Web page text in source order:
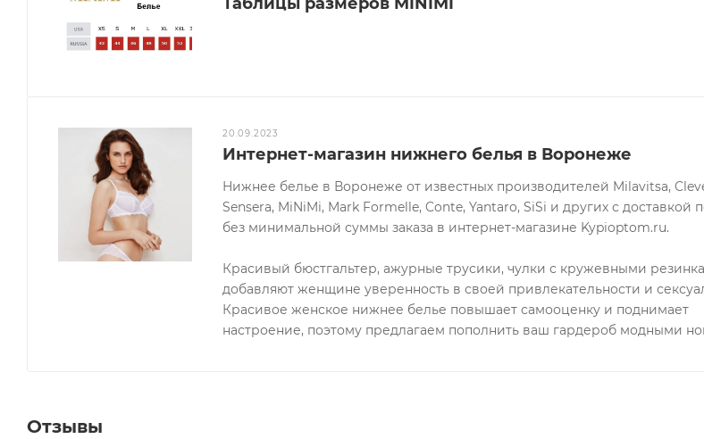
20.09.2023
Интернет-магазин нижнего белья в Воронеже
Нижнее белье в Воронеже от известных производителей Milavitsa,
Sensera, MiNiMi, Mark Formelle, Conte, Yantaro, SiSi и других с доставкой
без минимальной суммы заказа в интернет-магазине Kypioptom.ru.
Красивый бюстгальтер, ажурные трусики, чулки с кружевными
добавляют женщине уверенность в своей привлекательности и
Красивое женское нижнее белье повышает самооценку и поднимает
настроение, поэтому предлагаем пополнить ваш гардероб модными
Отзывы